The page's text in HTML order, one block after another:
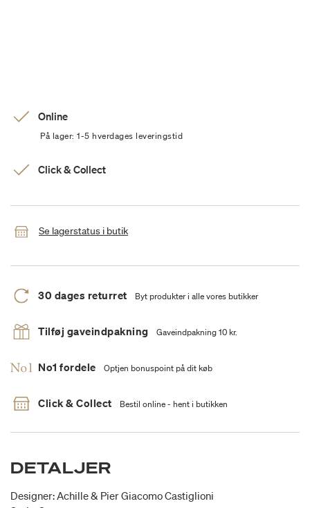
Online
På lager: 1-5 hverdages leveringstid
Click & Collect
Se lagerstatus i butik
30 dages returret Byt produkter i alle vores butikker
Tilføj gaveindpakning Gaveindpakning 10 kr.
No1 fordele Optjen bonuspoint på dit køb
Click & Collect Bestil online - hent i butikken
DETALJER
Designer: Achille & Pier Giacomo Castiglioni